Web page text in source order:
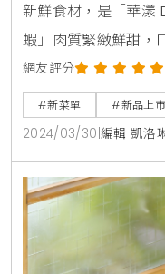
新鮮食材，是「華漾
蝦」肉質緊緻鮮甜，
幻化為各式美味點心
油」，雲林西螺因優
質極佳，經百分之百
提味、增香的最佳首
餃」，經過主廚嘗試
蝦餃的完美比例，用
薄透的餃
網友評分
#新菜單 #新品上市
2024/03/30 編輯 凱洛